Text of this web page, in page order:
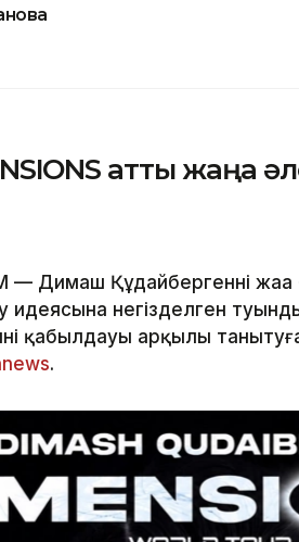
атты жаңа
— Димаш Құдайбергеннің
идеясына негізделген
қабылдауы арқылы
.